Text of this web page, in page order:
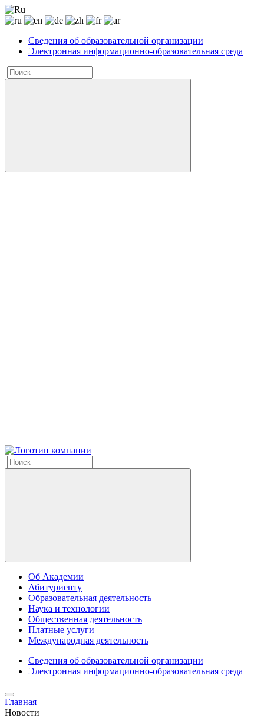
Сведения об образовательной организации
Электронная информационно-образовательная среда
Об Академии
Абитуриенту
Образовательная деятельность
Наука и технологии
Общественная деятельность
Платные услуги
Международная деятельность
Сведения об образовательной организации
Электронная информационно-образовательная среда
Главная
Новости